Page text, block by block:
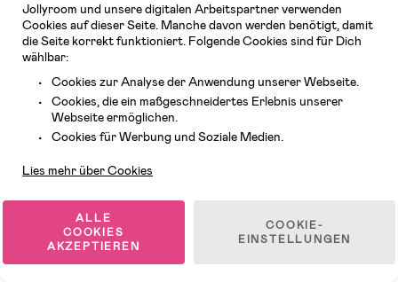
(0)
BabyDan Danstolen Tablett,
Mocca
26,24 €
UVP: 46,99 €
(0)
BabyDan Danstolen Tablett,
Warm Rose
46,99 €
Jollyroom und unsere digitalen Arbeitspartner verwenden
Cookies auf dieser Seite. Manche davon werden benötigt, damit
die Seite korrekt funktioniert. Folgende Cookies sind für Dich
wählbar:
Cookies zur Analyse der Anwendung unserer Webseite.
Cookies, die ein maßgeschneidertes Erlebnis unserer
Webseite ermöglichen.
Cookies für Werbung und Soziale Medien.
Lies mehr über Cookies
ALLE
COOKIES
AKZEPTIEREN
COOKIE-
EINSTELLUNGEN